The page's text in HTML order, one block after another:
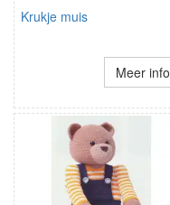
Krukje muis
Meer info